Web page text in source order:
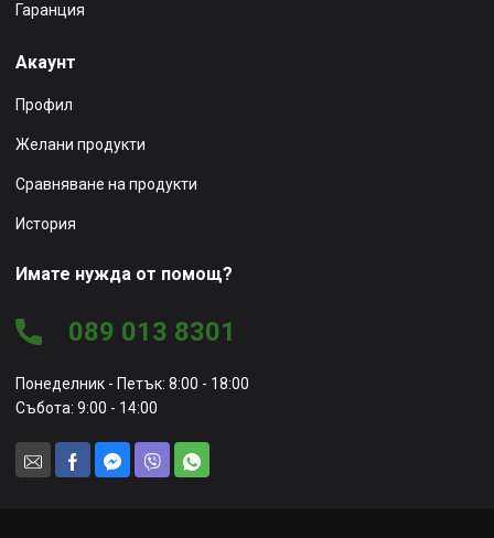
Гаранция
Акаунт
Профил
Желани продукти
Сравняване на продукти
История
Имате нужда от помощ?
089 013 8301
Понеделник - Петък: 8:00 - 18:00
Събота: 9:00 - 14:00